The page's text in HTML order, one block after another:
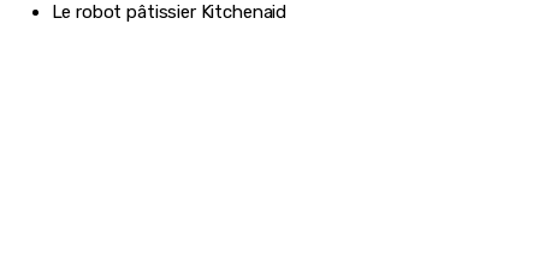
Le robot pâtissier Kitchenaid